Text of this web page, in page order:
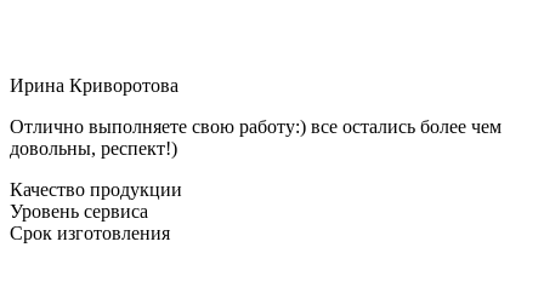
Ирина Криворотова
Отлично выполняете свою работу:) все остались более чем
довольны, респект!)
Качество продукции
Уровень сервиса
Срок изготовления